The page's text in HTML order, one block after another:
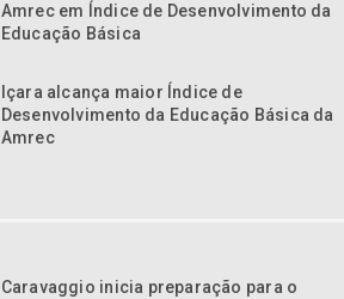
Amrec em Índice de Desenvolvimento da
Educação Básica
Içara alcança maior Índice de
Desenvolvimento da Educação Básica da
Amrec
Caravaggio inicia preparação para o